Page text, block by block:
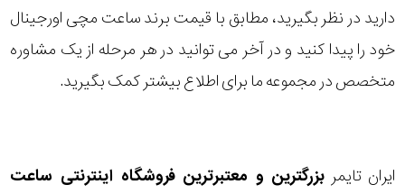
دارید در نظر بگیرید، مطابق با قیمت برند ساعت مچی اورجینال
خود را پیدا کنید و در آخر می توانید در هر مرحله از یک مشاوره
متخصص در مجموعه ما برای اطلاع بیشتر کمک بگیرید.
ایران تایمر بزرگترین و معتبرترین فروشگاه اینترنتی ساعت